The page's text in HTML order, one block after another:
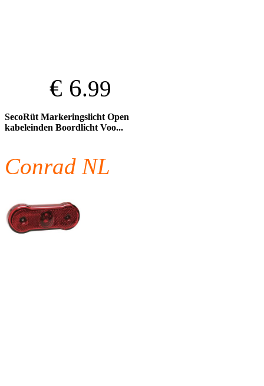
€ 6.99
SecoRüt Markeringslicht Open
kabeleinden Boordlicht Voo...
Conrad NL